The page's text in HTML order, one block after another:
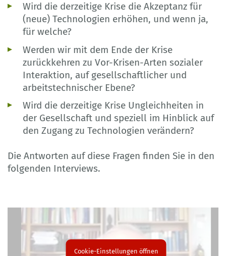
Wird die derzeitige Krise die Akzeptanz für
(neue) Technologien erhöhen, und wenn ja,
für welche?
Werden wir mit dem Ende der Krise
zurückkehren zu Vor-Krisen-Arten sozialer
Interaktion, auf gesellschaftlicher und
arbeitstechnischer Ebene?
Wird die derzeitige Krise Ungleichheiten in
der Gesellschaft und speziell im Hinblick auf
den Zugang zu Technologien verändern?
Die Antworten auf diese Fragen finden Sie in den
folgenden Interviews.
Cookie-Einstellungen öffnen